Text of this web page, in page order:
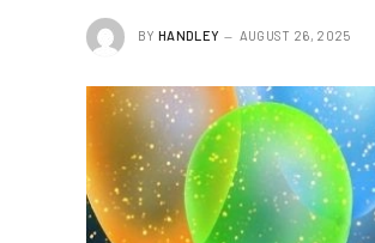
BY HANDLEY AUGUST 26, 2025